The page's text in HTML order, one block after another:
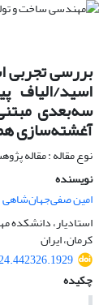
بررسی تجربی
اسید/الیاف
سه‌بعدی
آغشته‌سازی
نوع مقاله : مقاله
نویسنده
امین صفی‌جهان‌شاهی
استادیار، دانشکده
کرمان، ایران
چکیده